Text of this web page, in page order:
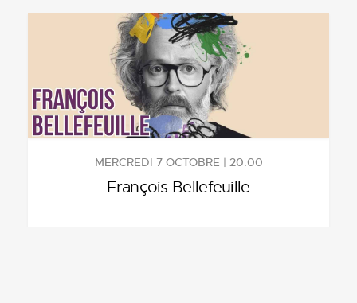
MERCREDI 7 OCTOBRE | 20:00
François Bellefeuille